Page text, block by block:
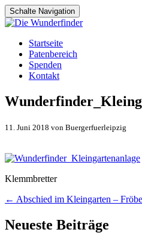
Schalte Navigation
Zum
Inhalt
springen
Startseite
Patenbereich
Spenden
Kontakt
11. Juni 2018 von Buergerfuerleipzig
Klemmbretter
Artikel-
Navigation
← Abschied im Kleingarten –
Neueste Beiträge